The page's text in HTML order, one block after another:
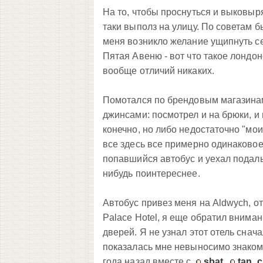
На то, чтобы проснуться и
таки выполз на улицу. По советам
меня возникло желание ущипнуть
Пятая Авеню - вот что такое
вообще отличий никаких.
Помотался по брендовым
джинсами: посмотрел и на брюки,
конечно, но либо недостаточно
все здесь все примерно
попавшийся автобус и уехал
нибудь поинтереснее.
Автобус привез меня на Aldwych,
Palace Hotel, я еще обратил
дверей. Я не узнал этот отель
показалась мне невыносимо